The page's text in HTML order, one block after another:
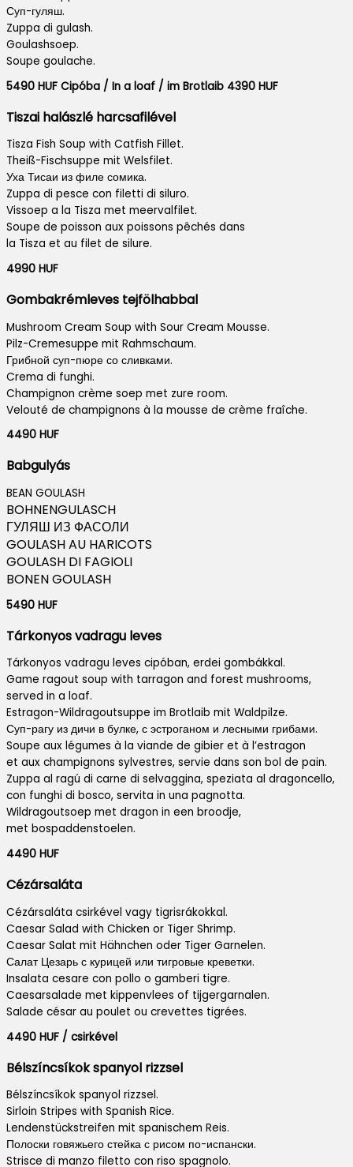
Суп-гуляш.
Zuppa di gulash.
Goulashsoep.
Soupe goulache.
5490 HUF Cipóba / In a loaf / im Brotlaib 4390 HUF
Tiszai halászlé harcsafilével
Tisza Fish Soup with Catfish Fillet.
Theiß-Fischsuppe mit Welsfilet.
Уха Тисаи из филе сомика.
Zuppa di pesce con filetti di siluro.
Vissoep a la Tisza met meervalfilet.
Soupe de poisson aux poissons pêchés dans
la Tisza et au filet de silure.
4990 HUF
Gombakrémleves tejfölhabbal
Mushroom Cream Soup with Sour Cream Mousse.
Pilz-Cremesuppe mit Rahmschaum.
Грибной суп-пюре со сливками.
Crema di funghi.
Champignon crème soep met zure room.
Velouté de champignons à la mousse de crème fraîche.
4490 HUF
Babgulyás
BEAN GOULASH
BOHNENGULASCH
ГУЛЯШ ИЗ ФАСОЛИ
GOULASH AU HARICOTS
GOULASH DI FAGIOLI
BONEN GOULASH
5490 HUF
Tárkonyos vadragu leves
Tárkonyos vadragu leves cipóban, erdei gombákkal.
Game ragout soup with tarragon and forest mushrooms,
served in a loaf.
Estragon-Wildragoutsuppe im Brotlaib mit Waldpilze.
Суп-рагу из дичи в булке, с эстроганом и лесными грибами.
Soupe aux légumes à la viande de gibier et à l’estragon
et aux champignons sylvestres, servie dans son bol de pain.
Zuppa al ragú di carne di selvaggina, speziata al dragoncello,
con funghi di bosco, servita in una pagnotta.
Wildragoutsoep met dragon in een broodje,
met bospaddenstoelen.
4490 HUF
Cézársaláta
Cézársaláta csirkével vagy tigrisrákokkal.
Caesar Salad with Chicken or Tiger Shrimp.
Caesar Salat mit Hähnchen oder Tiger Garnelen.
Салат Цезарь с курицей или тигровые креветки.
Insalata cesare con pollo o gamberi tigre.
Caesarsalade met kippenvlees of tijgergarnalen.
Salade césar au poulet ou crevettes tigrées.
4490 HUF / csirkével
Bélszíncsíkok spanyol rizzsel
Bélszíncsíkok spanyol rizzsel.
Sirloin Stripes with Spanish Rice.
Lendenstückstreifen mit spanischem Reis.
Полоски говяжьего стейка с рисом по-испански.
Strisce di manzo filetto con riso spagnolo.